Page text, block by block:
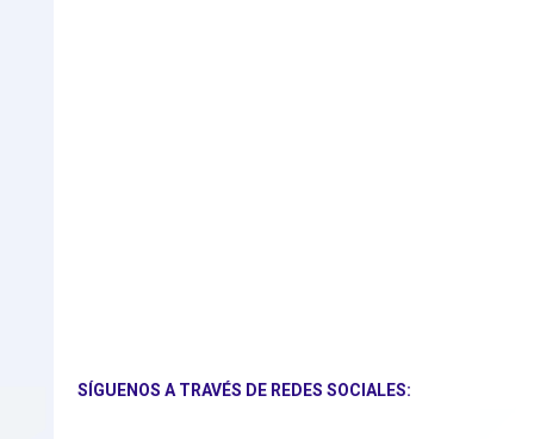
SÍGUENOS A TRAVÉS DE REDES SOCIALES: